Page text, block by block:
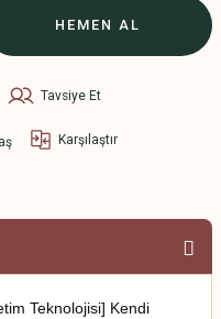
HEMEN AL
Tavsiye Et
Karşılaştır
Teknolojisi] Kendi